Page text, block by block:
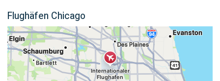
Flughäfen Chicago